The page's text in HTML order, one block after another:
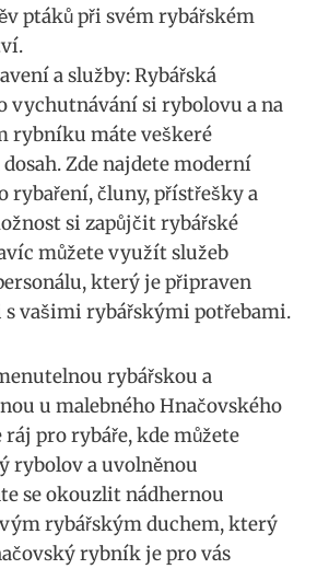
ptáků při svém rybářském
a služby: Rybářská
vychutnávání si rybolovu a na
rybníku máte veškeré
Zde najdete moderní
rybaření, čluny, přístřešky a
si zapůjčit rybářské
můžete využít služeb
který je připraven
s vašimi rybářskými potřebami.
rybářskou a
u malebného Hnačovského
pro rybáře, kde můžete
rybolov a uvolněnou
se okouzlit nádhernou
rybářským duchem, který
rybník je pro vás